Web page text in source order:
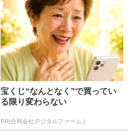
宝くじ“なんとなく”で買ってい
る限り変わらない
PR(合同会社デジタルファーム )